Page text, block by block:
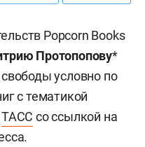
Popcorn Books
Протопопову*
условно по
с тематикой
ТАСС со ссылкой на